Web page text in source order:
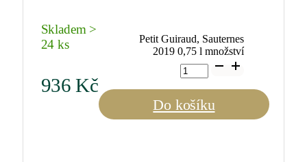
Skladem >
24 ks
936Kč
Petit Guiraud, Sauternes
2019 0,75 l množství
Do košíku